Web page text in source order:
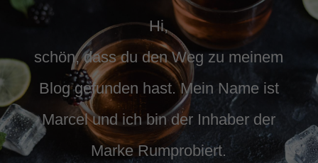
Hi,
schön, dass du den Weg zu meinem
Blog gefunden hast. Mein Name ist
Marcel und ich bin der Inhaber der
Marke Rumprobiert.